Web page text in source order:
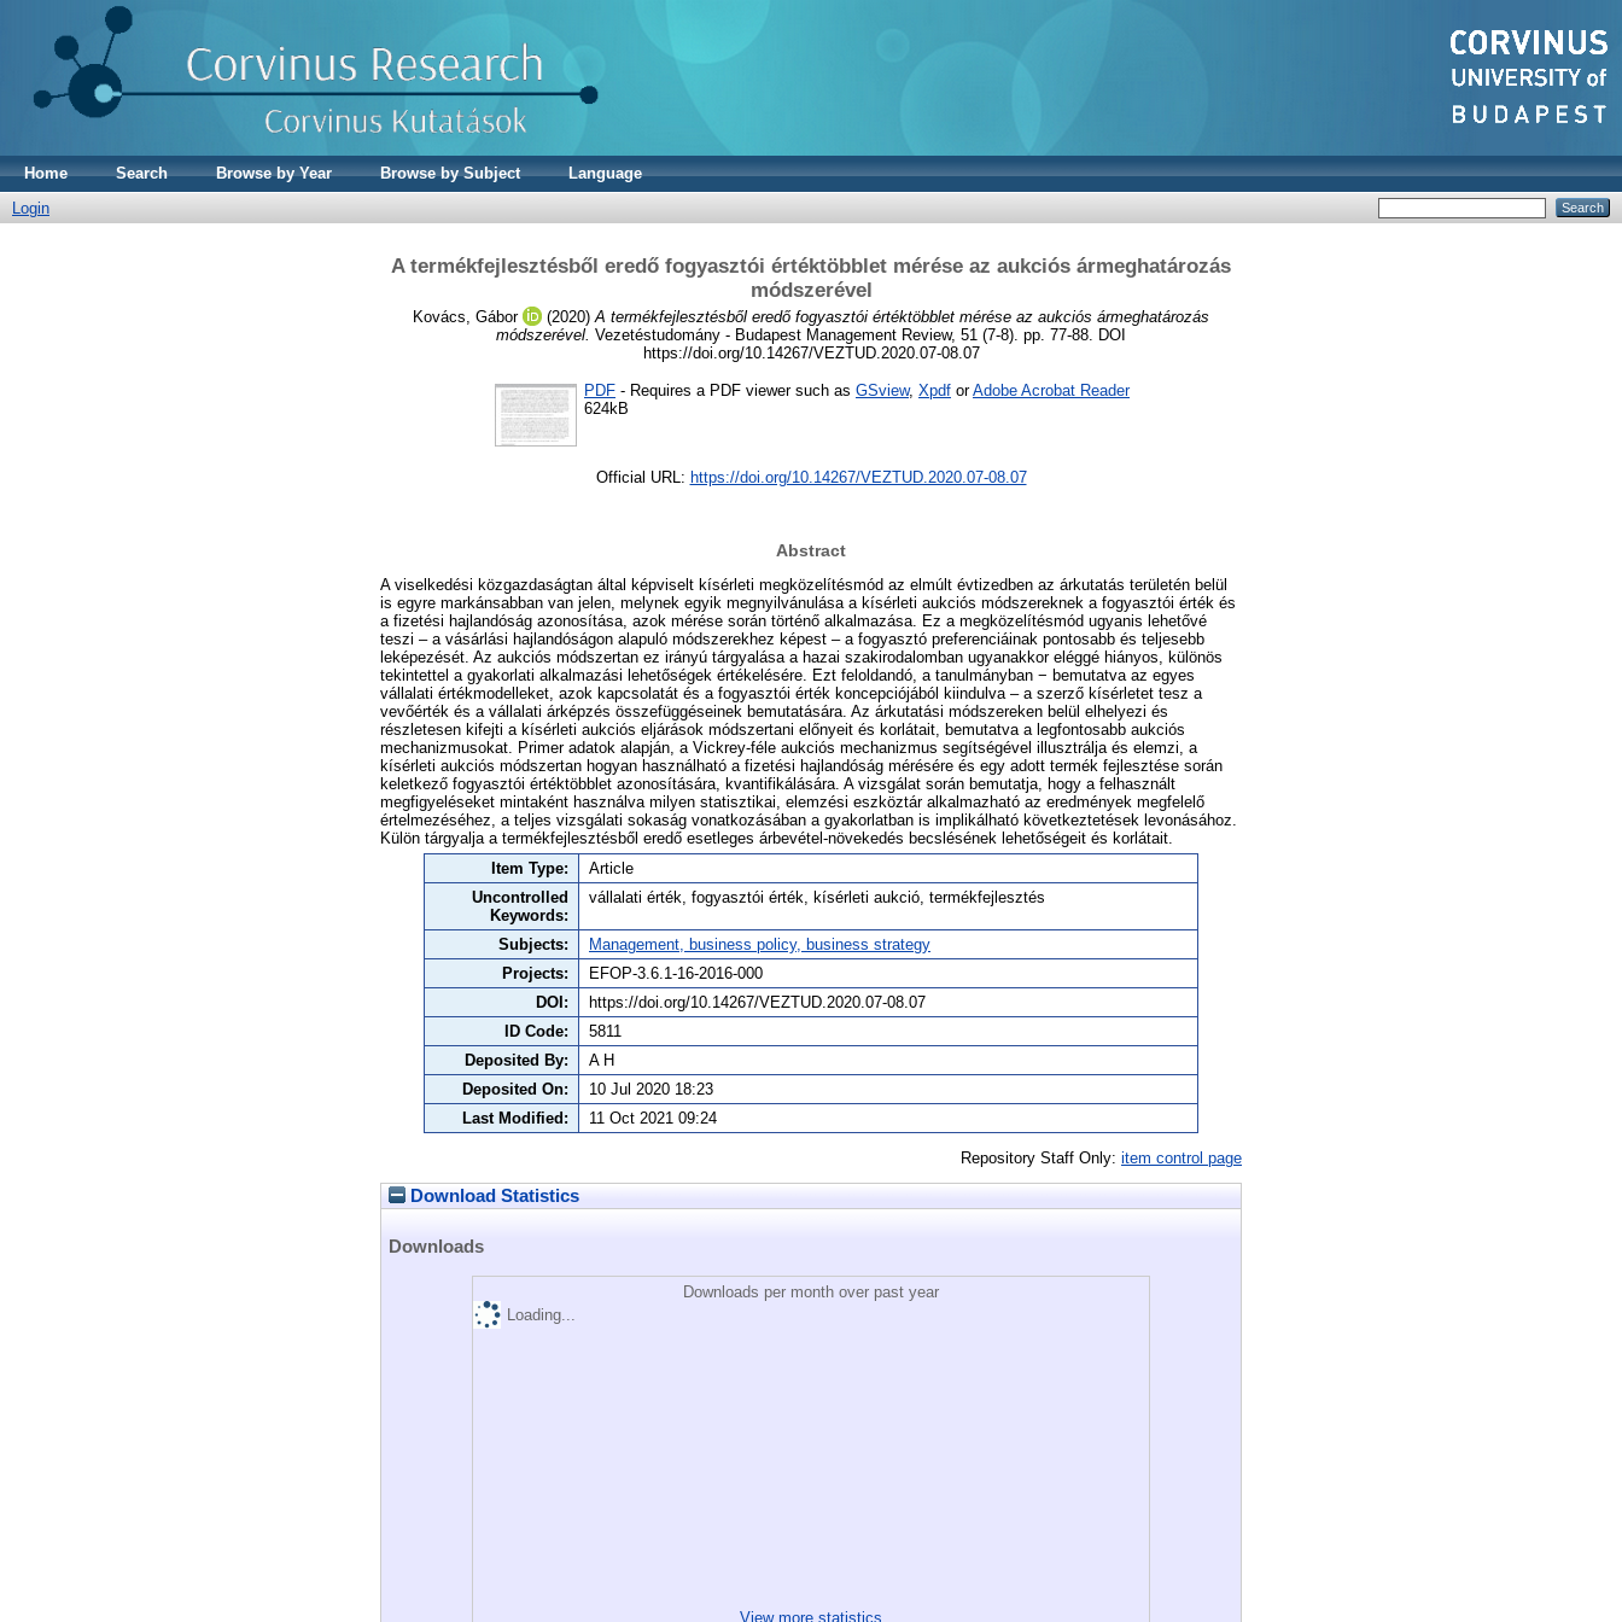
Home Search Browse by Year Browse by Subject
Language
Login
A termékfejlesztésből eredő fogyasztói értéktöbblet mérése az aukciós ármeghatározás
módszerével
Kovács, Gábor (2020) A termékfejlesztésből eredő fogyasztói értéktöbblet mérése az aukciós ármeghatározás
módszerével. Vezetéstudomány - Budapest Management Review, 51 (7-8). pp. 77-88. DOI
https://doi.org/10.14267/VEZTUD.2020.07-08.07
PDF - Requires a PDF viewer such as GSview, Xpdf orAdobe Acrobat Reader
624kB
Official URL: https://doi.org/10.14267/VEZTUD.2020.07-08.07
Abstract
A viselkedési közgazdaságtan által képviselt kísérleti megközelítésmód az elmúlt évtizedben az árkutatás területén belül
is egyre markánsabban van jelen, melynek egyik megnyilvánulása a kísérleti aukciós módszereknek a fogyasztói érték és
a fizetési hajlandóság azonosítása, azok mérése során történő alkalmazása. Ez a megközelítésmód ugyanis lehetővé
teszi – a vásárlási hajlandóságon alapuló módszerekhez képest – a fogyasztó preferenciáinak pontosabb és teljesebb
leképezését. Az aukciós módszertan ez irányú tárgyalása a hazai szakirodalomban ugyanakkor eléggé hiányos, különös
tekintettel a gyakorlati alkalmazási lehetőségek értékelésére. Ezt feloldandó, a tanulmányban − bemutatva az egyes
vállalati értékmodelleket, azok kapcsolatát és a fogyasztói érték koncepciójából kiindulva – a szerző kísérletet tesz a
vevőérték és a vállalati árképzés összefüggéseinek bemutatására. Az árkutatási módszereken belül elhelyezi és
részletesen kifejti a kísérleti aukciós eljárások módszertani előnyeit és korlátait, bemutatva a legfontosabb aukciós
mechanizmusokat. Primer adatok alapján, a Vickrey-féle aukciós mechanizmus segítségével illusztrálja és elemzi, a
kísérleti aukciós módszertan hogyan használható a fizetési hajlandóság mérésére és egy adott termék fejlesztése során
keletkező fogyasztói értéktöbblet azonosítására, kvantifikálására. A vizsgálat során bemutatja, hogy a felhasznált
megfigyeléseket mintaként használva milyen statisztikai, elemzési eszköztár alkalmazható az eredmények megfelelő
értelmezéséhez, a teljes vizsgálati sokaság vonatkozásában a gyakorlatban is implikálható következtetések levonásához.
Külön tárgyalja a termékfejlesztésből eredő esetleges árbevétel-növekedés becslésének lehetőségeit és korlátait.
Item Type:
Article
Uncontrolled
Keywords:
vállalati érték, fogyasztói érték, kísérleti aukció, termékfejlesztés
Subjects:
Management, business policy, business strategy
Projects:
EFOP-3.6.1-16-2016-000
DOI:
https://doi.org/10.14267/VEZTUD.2020.07-08.07
ID Code:
5811
Deposited By:
A H
Deposited On:
10 Jul 2020 18:23
Last Modified:
11 Oct 2021 09:24
Repository Staff Only: item control page
Download Statistics
Downloads
Downloads per month over past year
Loading...
View more statistics